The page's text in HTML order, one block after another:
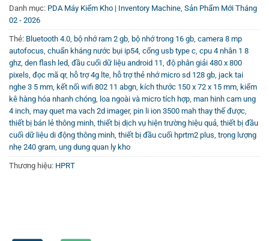
Danh mục: PDA Máy Kiểm Kho | Inventory Machine, Sản Phẩm Mới Tháng
02 - 2026
Thẻ: Bluetooth 4.0, bộ nhớ ram 2 gb, bộ nhớ trong 16 gb, camera 8 mp
autofocus, chuẩn kháng nước bụi ip54, cổng usb type c, cpu 4 nhân 1 8
ghz, den flash led, đầu cuối dữ liệu android 11, độ phân giải 480 x 800
pixels, đọc mã qr, hỗ trợ 4g lte, hỗ trợ thẻ nhớ micro sd 128 gb, jack tai
nghe 3 5 mm, kết nối wifi 802 11 abgn, kích thước 150 x 72 x 15 mm, kiểm
kê hàng hóa nhanh chóng, loa ngoài và micro tích hợp, man hinh cam ung
4 inch, may quet ma vach 2d imager, pin li ion 3500 mah thay thế được,
thiết bị bán lẻ thông minh, thiết bị dịch vụ hiện trường hiệu quả, thiết bị đầu
cuối dữ liệu di động thông minh, thiết bị đầu cuối hprtm2 plus, trọng lượng
nhẹ 240 gram, ung dung quan ly kho
Thương hiệu: HPRT